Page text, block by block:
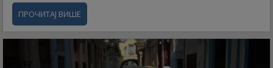
ПРОЧИТАЈ ВИШЕ